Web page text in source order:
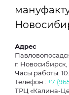
Адрес
г. Новосибирск,
Часы работы:
Телефон : +7
ТРЦ «Калина-